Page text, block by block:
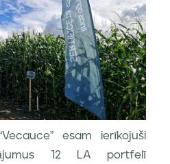
esam ierīkojuši
12 LA portfelī